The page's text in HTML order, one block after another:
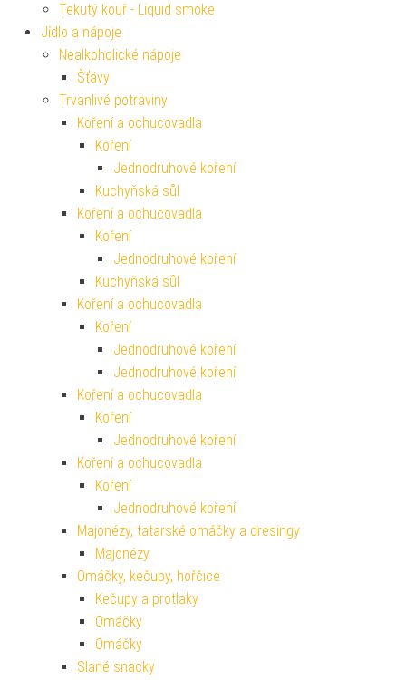
Tekutý kouř - Liquid smoke
Jídlo a nápoje
Nealkoholické nápoje
Šťávy
Trvanlivé potraviny
Koření a ochucovadla
Koření
Jednodruhové koření
Kuchyňská sůl
Koření a ochucovadla
Koření
Jednodruhové koření
Kuchyňská sůl
Koření a ochucovadla
Koření
Jednodruhové koření
Jednodruhové koření
Koření a ochucovadla
Koření
Jednodruhové koření
Koření a ochucovadla
Koření
Jednodruhové koření
Majonézy, tatarské omáčky a dresingy
Majonézy
Omáčky, kečupy, hořčice
Kečupy a protlaky
Omáčky
Omáčky
Slané snacky